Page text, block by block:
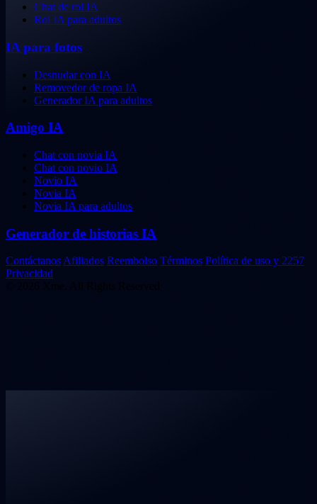
Chat de rol IA
Rol IA para adultos
IA para fotos
Desnudar con IA
Removedor de ropa IA
Generador IA para adultos
Amigo IA
Chat con novia IA
Chat con novio IA
Novio IA
Novia IA
Novia IA para adultos
Generador de historias IA
Contáctanos Afiliados Reembolso Términos Política de uso y 2257
Privacidad
© 2026 Xme. All Rights Reserved